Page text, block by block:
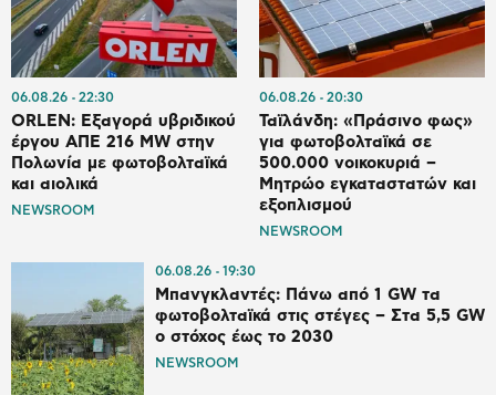
06.08.26 22:30
ORLEN: Εξαγορά υβριδικού
έργου ΑΠΕ 216 MW στην
Πολωνία με φωτοβολταϊκά
και αιολικά
NEWSROOM
06.08.26 20:30
Ταϊλάνδη: «Πράσινο φως»
για φωτοβολταϊκά σε
500.000 νοικοκυριά –
Μητρώο εγκαταστατών και
εξοπλισμού
NEWSROOM
06.08.26 19:30
Μπανγκλαντές: Πάνω από 1 GW τα
φωτοβολταϊκά στις στέγες – Στα 5,5 GW
ο στόχος έως το 2030
NEWSROOM